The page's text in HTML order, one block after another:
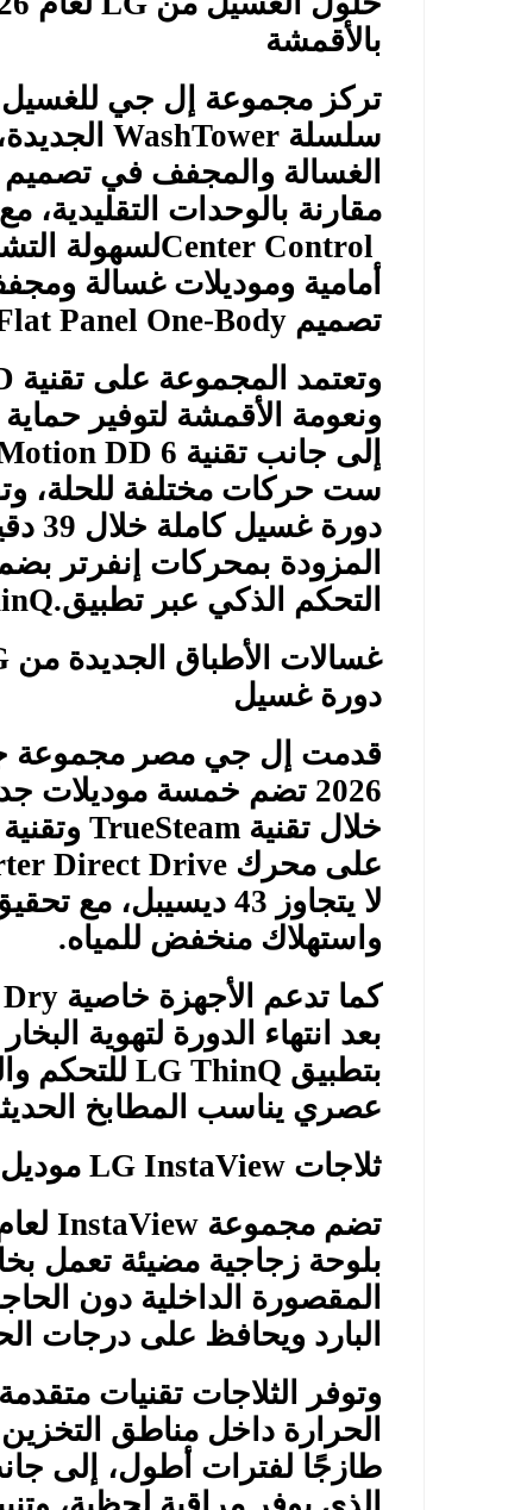
بالأقمشة
سلسلة WashTower
مقارنة بالوحدات التقليدية،
Center Controlلسهولة
تصميم Panel One-Body
وتعتمد المجموعة على تقنية
إلى جانب تقنية 6
DD
ست حركات مختلفة للحلة،
التحكم الذكي عبر تطبيق
غسالات الأطباق الجديدة من
دورة غسيل
قدمت إل جي مصر مجموعة
2026 تضم خمسة موديلات
خلال تقنية TrueSteam وتقنية
على محرك Direct Drive
لا يتجاوز 43 ديسيبل، مع تحقيق تصنيف كفاءة طاقة من الفئة
واستهلاك منخفض للمياه.
كما تدعم الأجهزة خاصية Dry
بعد انتهاء الدورة لتهوية
بتطبيق LG ThinQ للتحكم
عصري يناسب المطابخ
ثلاجات LG InstaView موديل 2026 — أناقة وذكاء في آن واحد
تضم مجموعة InstaView
بلوحة زجاجية مضيئة تعمل
المقصورة الداخلية دون
البارد ويحافظ على درجات
وتوفر الثلاجات تقنيات
الحرارة داخل مناطق
طازجًا لفترات أطول، إلى